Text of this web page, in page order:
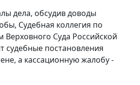
дела, обсудив доводы
Судебная коллегия по
Верховного Суда Российской
судебные постановления
а кассационную жалобу -